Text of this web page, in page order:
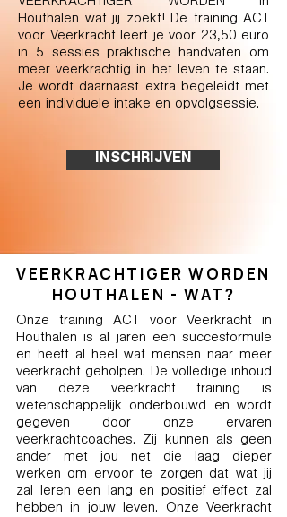
Houthalen wat jij zoekt! De training ACT
voor Veerkracht leert je voor 23,50 euro
in 5 sessies praktische handvaten om
meer veerkrachtig in het leven te staan.
Je wordt daarnaast extra begeleidt met
een individuele intake en opvolgsessie.
INSCHRIJVEN
VEERKRACHTIGER WORDEN
HOUTHALEN - WAT?
Onze training ACT voor Veerkracht in
Houthalen is al jaren een succesformule
en heeft al heel wat mensen naar meer
veerkracht geholpen. De volledige inhoud
van deze veerkracht training is
wetenschappelijk onderbouwd en wordt
gegeven door onze ervaren
veerkrachtcoaches. Zij kunnen als geen
ander met jou net die laag dieper
werken om ervoor te zorgen dat wat jij
zal leren een lang en positief effect zal
hebben in jouw leven. Onze Veerkracht